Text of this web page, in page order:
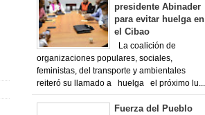
presidente Abinader
para evitar huelga en
el Cibao
La coalición de
organizaciones populares, sociales,
feministas, del transporte y ambientales
reiteró su llamado a huelga el próximo lu...
Fuerza del Pueblo